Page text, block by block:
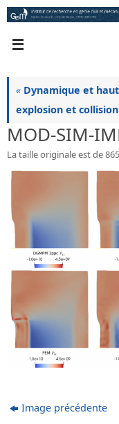
Passer
au
« Dynamique et
explosion et collision
MOD-SIM-
La taille originale est de
Image précédente